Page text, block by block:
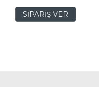
SİPARİŞ VER